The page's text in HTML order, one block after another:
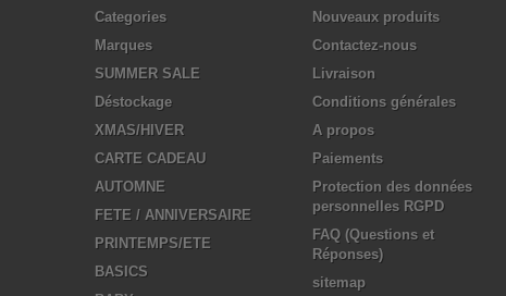
Categories
Marques
SUMMER SALE
Déstockage
XMAS/HIVER
CARTE CADEAU
AUTOMNE
FETE / ANNIVERSAIRE
PRINTEMPS/ETE
BASICS
Nouveaux produits
Contactez-nous
Livraison
Conditions générales
A propos
Paiements
Protection des données
personnelles RGPD
FAQ (Questions et
Réponses)
sitemap